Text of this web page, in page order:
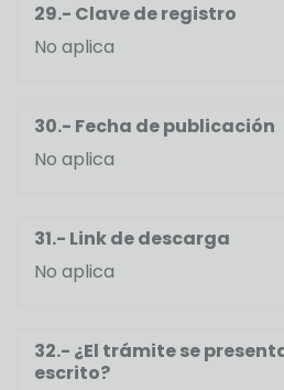
29.- Clave de registro
No aplica
30.- Fecha de publicación
No aplica
31.- Link de descarga
No aplica
32.- ¿El trámite se
escrito?